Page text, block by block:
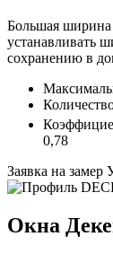
Большая
устанавливать
сохранению в
0,78
Заявка на замер
Окна